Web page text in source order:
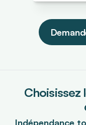
Choisissez
Indépendance